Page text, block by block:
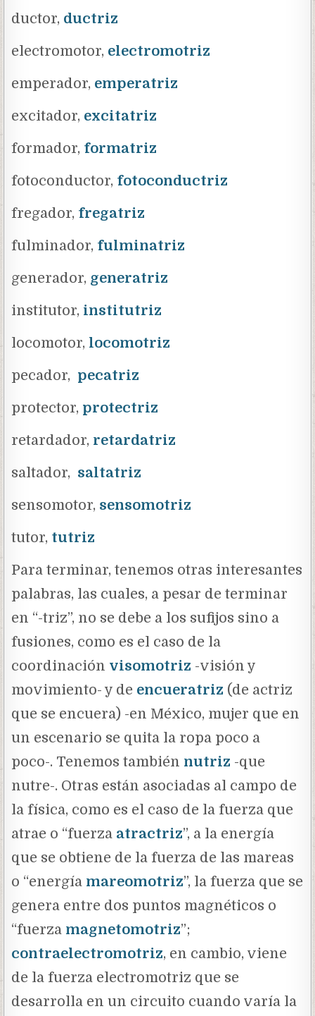
ductor, ductriz
electromotor, electromotriz
emperador, emperatriz
excitador, excitatriz
formador, formatriz
fotoconductor, fotoconductriz
fregador, fregatriz
fulminador, fulminatriz
generador, generatriz
institutor, institutriz
locomotor, locomotriz
pecador, pecatriz
protector, protectriz
retardador, retardatriz
saltador, saltatriz
sensomotor, sensomotriz
tutor, tutriz
Para terminar, tenemos otras interesantes
palabras, las cuales, a pesar de terminar
en “-triz”, no se debe a los sufijos sino a
fusiones, como es el caso de la
coordinación visomotriz -visión y
movimiento- y de encueratriz (de actriz
que se encuera) -en México, mujer que en
un escenario se quita la ropa poco a
poco-. Tenemos también nutriz -que
nutre-. Otras están asociadas al campo de
la física, como es el caso de la fuerza que
atrae o “fuerza atractriz”, a la energía
que se obtiene de la fuerza de las mareas
o “energía mareomotriz”, la fuerza que se
genera entre dos puntos magnéticos o
“fuerza magnetomotriz”;
contraelectromotriz, en cambio, viene
de la fuerza electromotriz que se
desarrolla en un circuito cuando varía la